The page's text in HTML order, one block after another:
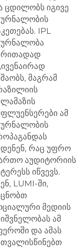
ცდილობს იგივე
IPL
მაგრამ
ამ
რაც უფრო
აუდიტორიის
იწვევს.
LUMI-ში,
მედიის
ამ
და ამას